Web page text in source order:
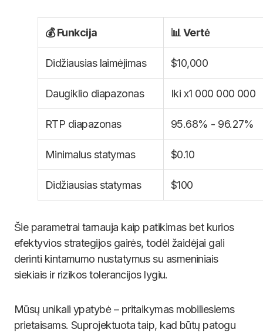
💰 Funkcija 📊 Vertė
Didžiausias laimėjimas $10,000
Daugiklio diapazonas Iki x1 000 000 000
RTP diapazonas 95.68% - 96.27%
Minimalus statymas $0.10
Didžiausias statymas $100
Šie parametrai tarnauja kaip patikimas bet kurios
efektyvios strategijos gairės, todėl žaidėjai gali
derinti kintamumo nustatymus su asmeniniais
siekiais ir rizikos tolerancijos lygiu.
Mūsų unikali ypatybė – pritaikymas mobiliesiems
prietaisams. Suprojektuota taip, kad būtų patogu